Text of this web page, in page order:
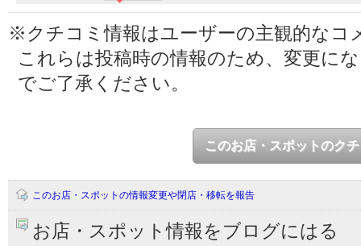
※クチコミ情報はユーザーの主観的なコ
これらは投稿時の情報のため、変更に
でご了承ください。
このお店・スポットのク
このお店・スポットの情報変更や閉店・移転を報告
お店・スポット情報をブログにはる